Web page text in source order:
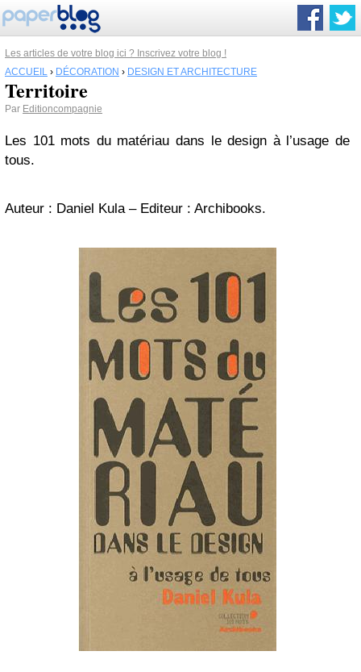
Les articles de votre blog ici ? Inscrivez votre blog !
ACCUEIL › DÉCORATION › DESIGN ET ARCHITECTURE
Territoire
Par Editioncompagnie
Les 101 mots du matériau dans le design à l’usage de
tous.
Auteur : Daniel Kula – Editeur : Archibooks.